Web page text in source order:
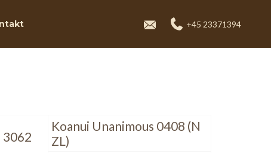
+45 23371394
3062
Koanui Unanimous 0408 (N
ZL)